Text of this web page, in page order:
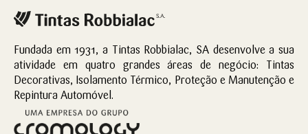
Fundada em 1931, a Tintas Robbialac, SA desenvolve a sua
atividade em quatro grandes áreas de negócio: Tintas
Decorativas, Isolamento Térmico, Proteção e Manutenção e
Repintura Automóvel.